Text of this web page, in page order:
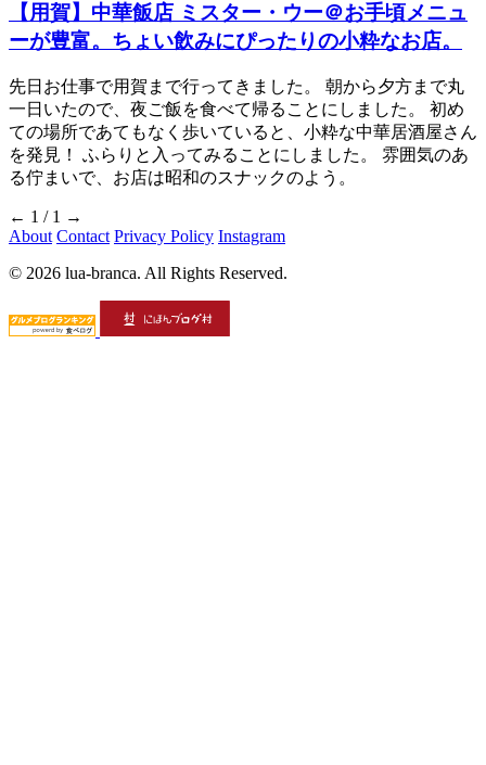
【用賀】中華飯店 ミスター・ウー＠お手頃メニュ
ーが豊富。ちょい飲みにぴったりの小粋なお店。
先日お仕事で用賀まで行ってきました。 朝から夕方まで丸
一日いたので、夜ご飯を食べて帰ることにしました。 初め
ての場所であてもなく歩いていると、小粋な中華居酒屋さん
を発見！ ふらりと入ってみることにしました。 雰囲気のあ
る佇まいで、お店は昭和のスナックのよう。
← 1 / 1 →
About Contact Privacy Policy Instagram
© 2026 lua-branca. All Rights Reserved.